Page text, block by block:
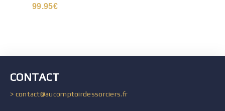
99.95€
CONTACT
> contact@aucomptoirdessorciers.fr